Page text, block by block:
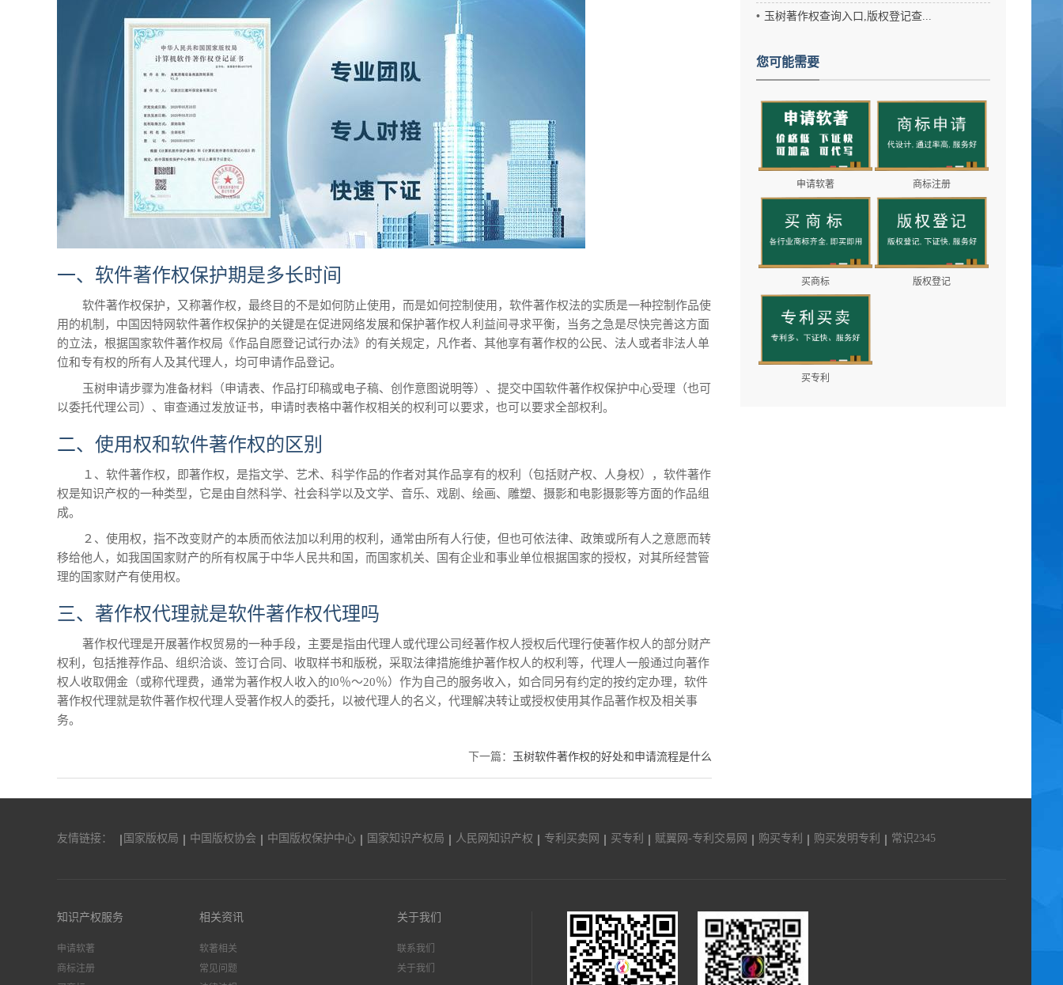
一、软件著作权保护期是多长时间
软件著作权保护，又称著作权，最终目的不是如何防止使用，而是如何控制使用，软件著作权法的实质是一种控制作品使
用的机制，中国因特网软件著作权保护的关键是在促进网络发展和保护著作权人利益间寻求平衡，当务之急是尽快完善这方面
的立法，根据国家软件著作权局《作品自愿登记试行办法》的有关规定，凡作者、其他享有著作权的公民、法人或者非法人单
位和专有权的所有人及其代理人，均可申请作品登记。
玉树申请步骤为准备材料（申请表、作品打印稿或电子稿、创作意图说明等）、提交中国软件著作权保护中心受理（也可
以委托代理公司）、审查通过发放证书，申请时表格中著作权相关的权利可以要求，也可以要求全部权利。
二、使用权和软件著作权的区别
１、软件著作权，即著作权，是指文学、艺术、科学作品的作者对其作品享有的权利（包括财产权、人身权），软件著作
权是知识产权的一种类型，它是由自然科学、社会科学以及文学、音乐、戏剧、绘画、雕塑、摄影和电影摄影等方面的作品组
成。
２、使用权，指不改变财产的本质而依法加以利用的权利，通常由所有人行使，但也可依法律、政策或所有人之意愿而转
移给他人，如我国国家财产的所有权属于中华人民共和国，而国家机关、国有企业和事业单位根据国家的授权，对其所经营管
理的国家财产有使用权。
三、著作权代理就是软件著作权代理吗
著作权代理是开展著作权贸易的一种手段，主要是指由代理人或代理公司经著作权人授权后代理行使著作权人的部分财产
权利，包括推荐作品、组织洽谈、签订合同、收取样书和版税，采取法律措施维护著作权人的权利等，代理人一般通过向著作
权人收取佣金（或称代理费，通常为著作权人收入的l0％～20％）作为自己的服务收入，如合同另有约定的按约定办理，软件
著作权代理就是软件著作权代理人受著作权人的委托，以被代理人的名义，代理解决转让或授权使用其作品著作权及相关事
务。
下一篇： 玉树软件著作权的好处和申请流程是什么
玉树著作权查询入口,版权登记查...
您可能需要
申请软著 商标注册
买商标 版权登记
买专利
友情链接： 国家版权局 中国版权协会 中国版权保护中心 国家知识产权局 人民网知识产权 专利买卖网 买专利 赋翼网-专利交易网 购买专利 购买发明专利 常识2345
知识产权服务
申请软著
商标注册
相关资讯
软著相关
常见问题
关于我们
联系我们
关于我们